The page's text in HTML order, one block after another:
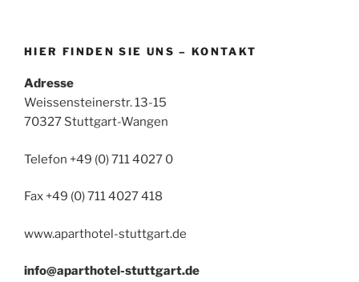
HIER FINDEN SIE UNS – KONTAKT
Adresse
Weissensteinerstr. 13-15
70327 Stuttgart-Wangen
Telefon +49 (0) 711 4027 0
Fax +49 (0) 711 4027 418
www.aparthotel-stuttgart.de
info@aparthotel-stuttgart.de